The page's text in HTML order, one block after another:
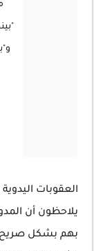
العقوبات
يلاحظون أن
بهم بشكل صريح،